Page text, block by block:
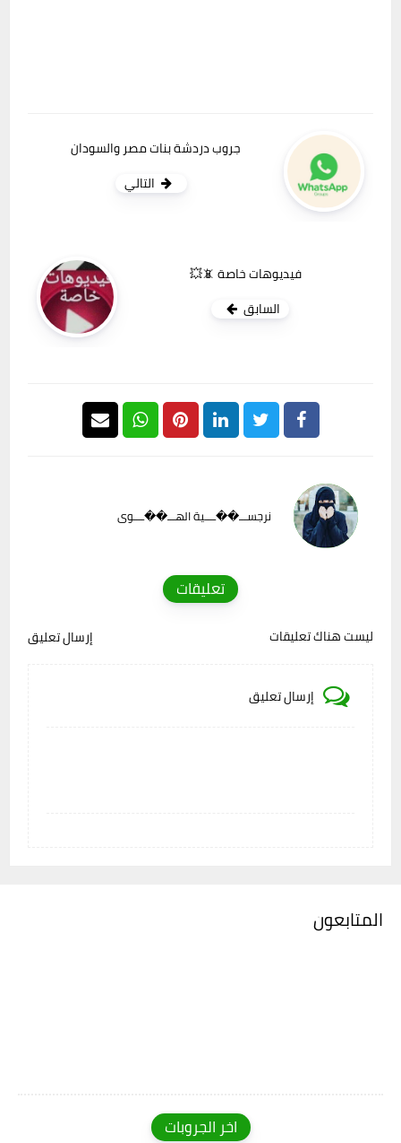
جروب دردشة بنات مصر والسودان
التالي
فيديوهات خاصة 📵💥
السابق
نرجســـ��ــــية الهـــ��ــــوى
تعليقات
ليست هناك تعليقات إرسال تعليق
إرسال تعليق
المتابعون
اخر الجروبات